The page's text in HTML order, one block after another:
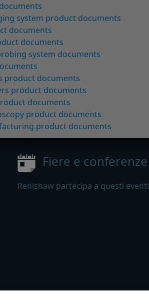
system product documents
documents
documents
system documents
product documents
product documents
documents
product documents
product documents
Fiere e conferenze
Renishaw partecipa a questi eventi